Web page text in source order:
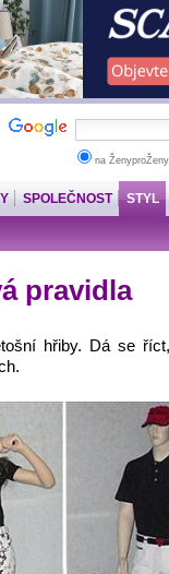
na
SPOLEČNOST STYL
pravidla
hřiby. Dá se